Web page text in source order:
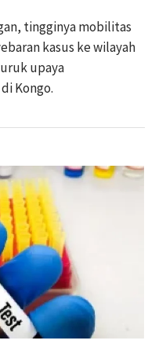
tingginya mobilitas
kasus ke wilayah
upaya
Kongo.